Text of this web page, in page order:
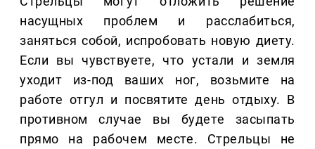
насущных проблем и расслабиться,
заняться собой, испробовать новую диету.
Если вы чувствуете, что устали и земля
уходит из-под ваших ног, возьмите на
работе отгул и посвятите день отдыху. В
противном случае вы будете засыпать
прямо на рабочем месте. Стрельцы не